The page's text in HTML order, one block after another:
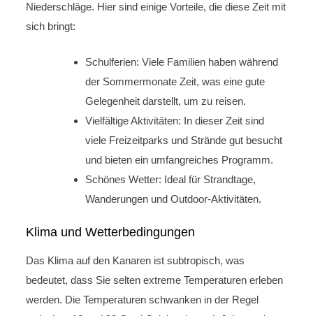
Niederschläge. Hier sind einige Vorteile, die diese Zeit mit
sich bringt:
Schulferien: Viele Familien haben während
der Sommermonate Zeit, was eine gute
Gelegenheit darstellt, um zu reisen.
Vielfältige Aktivitäten: In dieser Zeit sind
viele Freizeitparks und Strände gut besucht
und bieten ein umfangreiches Programm.
Schönes Wetter: Ideal für Strandtage,
Wanderungen und Outdoor-Aktivitäten.
Klima und Wetterbedingungen
Das Klima auf den Kanaren ist subtropisch, was
bedeutet, dass Sie selten extreme Temperaturen erleben
werden. Die Temperaturen schwanken in der Regel